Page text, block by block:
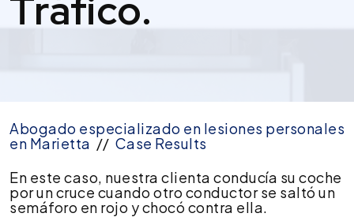
Abogado especializado en lesiones personales
en Marietta // Case Results
Acuerdo
de
100
En este caso, nuestra clienta conducía su coche
por un cruce cuando otro conductor se saltó un
semáforo en rojo y chocó contra ella.